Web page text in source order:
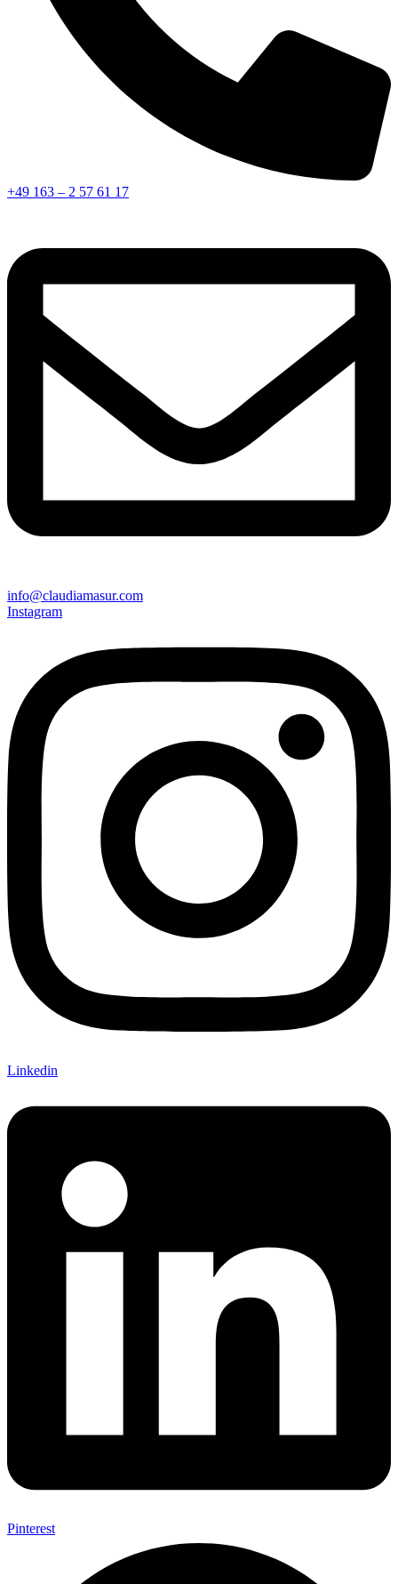
+49 163 – 2 57 61 17
info@claudiamasur.com
Instagram
Linkedin
Pinterest